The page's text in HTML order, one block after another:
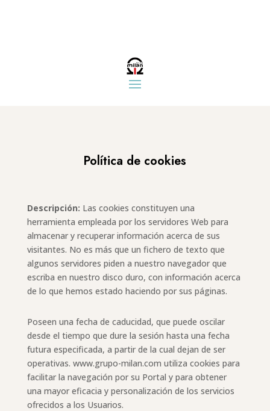
Política de cookies
Descripción: Las cookies constituyen una
herramienta empleada por los servidores Web para
almacenar y recuperar información acerca de sus
visitantes. No es más que un fichero de texto que
algunos servidores piden a nuestro navegador que
escriba en nuestro disco duro, con información acerca
de lo que hemos estado haciendo por sus páginas.
Poseen una fecha de caducidad, que puede oscilar
desde el tiempo que dure la sesión hasta una fecha
futura especificada, a partir de la cual dejan de ser
operativas. www.grupo-milan.com utiliza cookies para
facilitar la navegación por su Portal y para obtener
una mayor eficacia y personalización de los servicios
ofrecidos a los Usuarios.